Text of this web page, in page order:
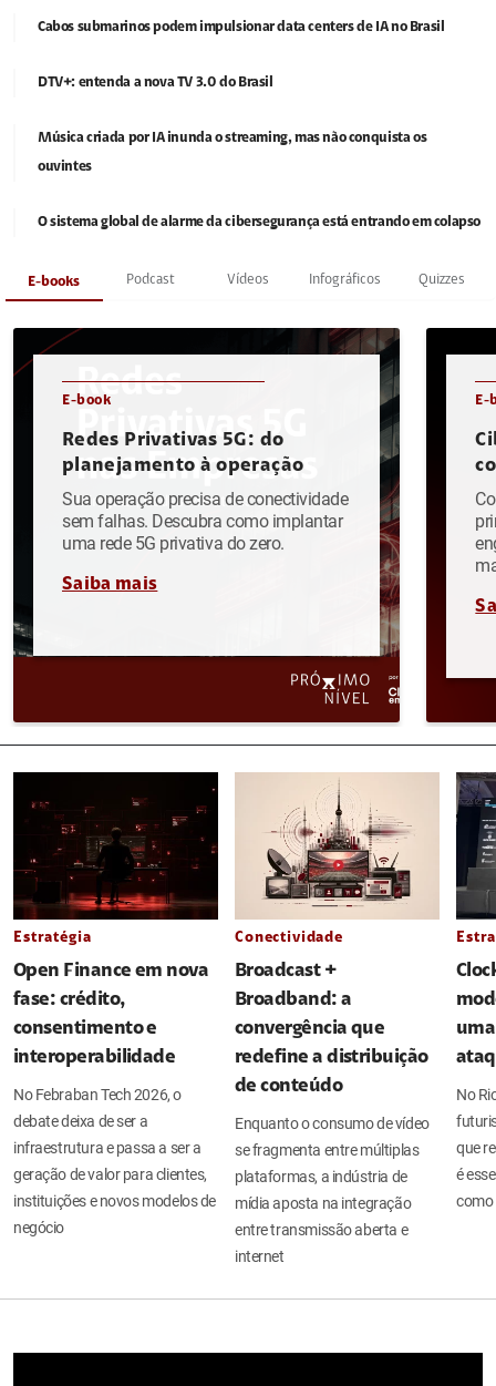
Cabos submarinos podem impulsionar data centers de IA no Brasil
DTV+: entenda a nova TV 3.0 do Brasil
Música criada por IA inunda o streaming, mas não conquista os
ouvintes
O sistema global de alarme da cibersegurança está entrando em colapso
E-books Podcast Vídeos Infográficos Quizzes
E-book
Redes Privativas 5G: do
planejamento à operação
Sua operação precisa de conectividade
sem falhas. Descubra como implantar
uma rede 5G privativa do zero.
Saiba mais
E-
Estratégia
Open Finance em nova
fase: crédito,
consentimento e
interoperabilidade
No Febraban Tech 2026, o
debate deixa de ser a
infraestrutura e passa a ser a
geração de valor para clientes,
instituições e novos modelos de
negócio
Conectividade
Broadcast +
Broadband: a
convergência que
redefine a distribuição
de conteúdo
Enquanto o consumo de vídeo
se fragmenta entre múltiplas
plataformas, a indústria de
mídia aposta na integração
entre transmissão aberta e
internet
No
que
é
como